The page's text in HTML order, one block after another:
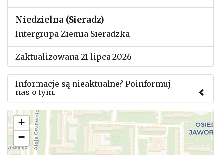
Niedzielna (Sieradz)
Intergrupa Ziemia Sieradzka
Zaktualizowana 21 lipca 2026
Informacje są nieaktualne? Poinformuj
nas o tym.
Użyj tego formularza aby przesłać informację o
zmianach w powyższym mityngu.
+
−